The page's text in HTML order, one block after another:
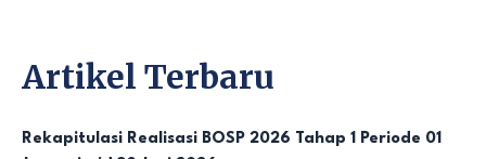
Artikel Terbaru
Rekapitulasi Realisasi BOSP 2026 Tahap 1 Periode 01